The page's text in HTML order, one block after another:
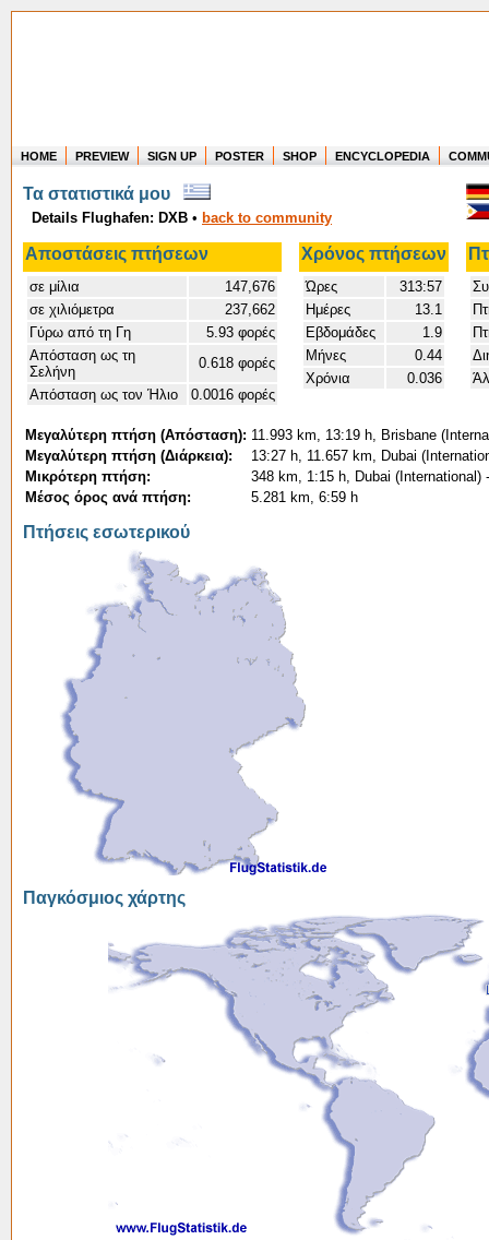
Where in the world have you flown?
How long have you been in the air?
Create your own FlightMemory and see!
HOME PREVIEW SIGN UP POSTER SHOP ENCYCLOPEDIA
Τα στατιστικά μου
Details Flughafen: DXB • back to community
Αποστάσεις πτήσεων Χρόνος πτήσεων
σε μίλια
147,676
σε χιλιόμετρα
237,662
Γύρω από τη Γη
5.93 φορές
Απόσταση ως τη
Σελήνη
0.618 φορές
Απόσταση ως τον Ήλιο
0.0016 φορές
Ώρες
313:57
Ημέρες
13.1
Εβδομάδες
1.9
Μήνες
0.44
Χρόνια
0.036
Μεγαλύτερη πτήση (Απόσταση): 11.993 km, 13:19 h, Brisbane
Μεγαλύτερη πτήση (Διάρκεια):
13:27 h, 11.657 km, Dubai
Μικρότερη πτήση:
348 km, 1:15 h, Dubai
Μέσος όρος ανά πτήση:
5.281 km, 6:59 h
Πτήσεις εσωτερικού
Παγκόσμιος χάρτης